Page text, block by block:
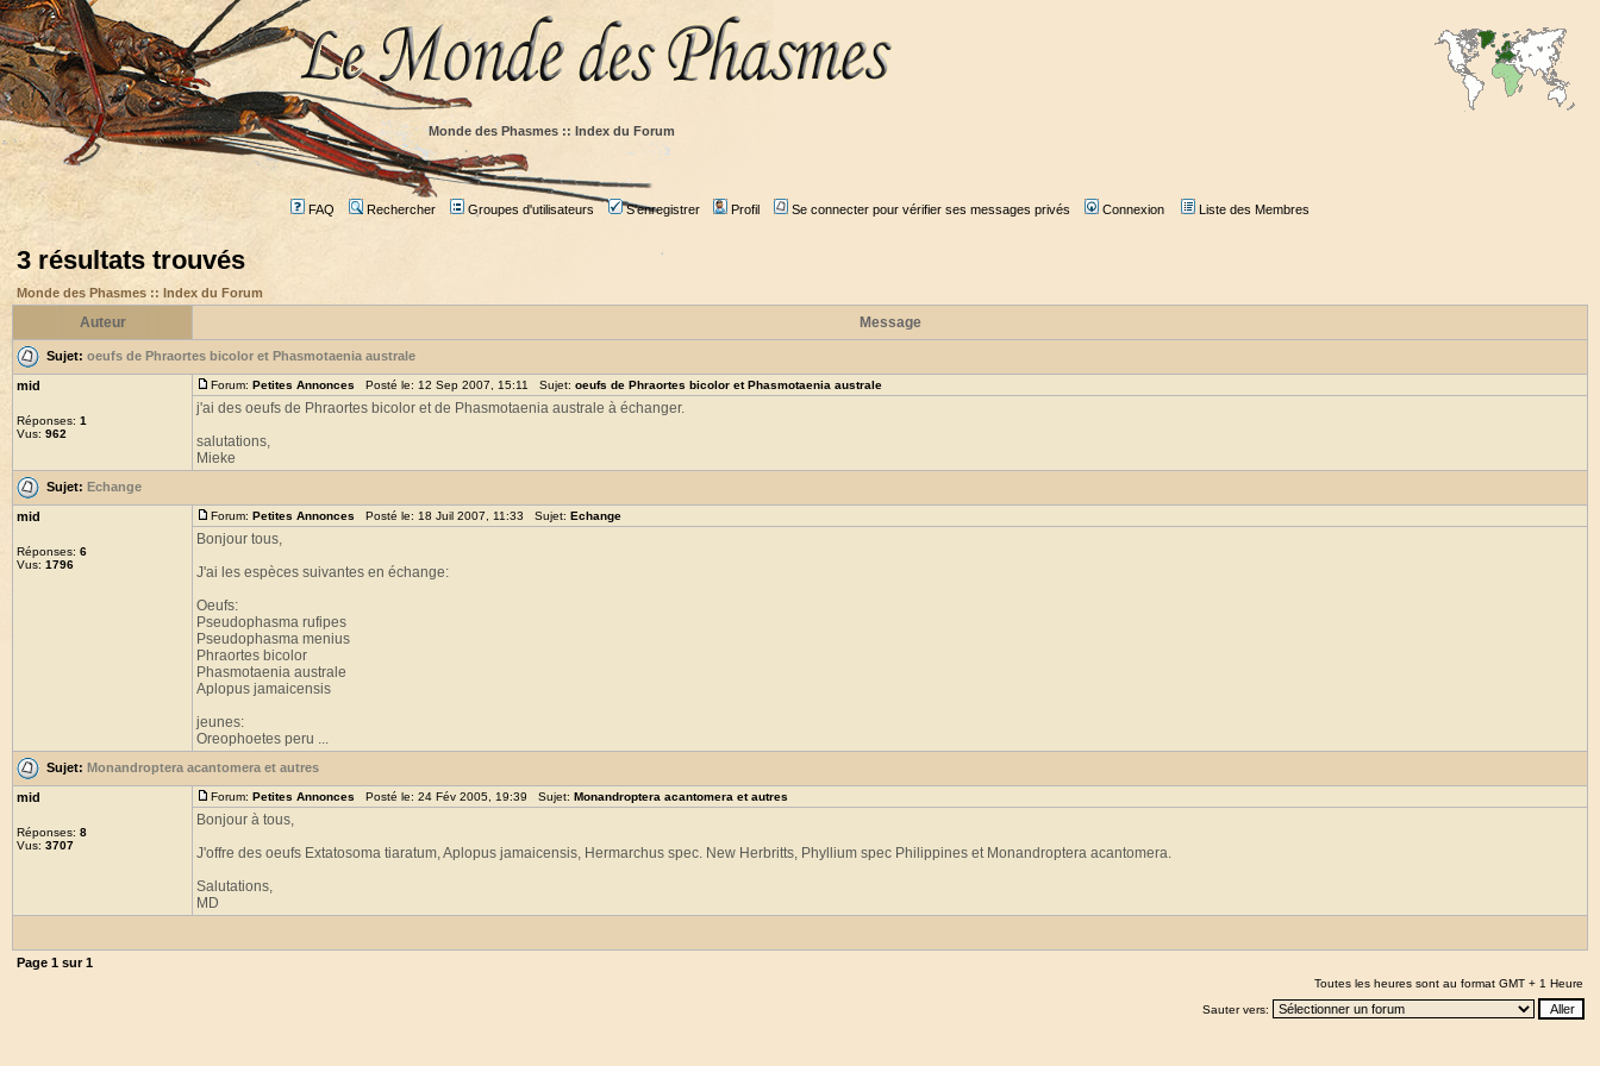
Monde des Phasmes :: Index du Forum
FAQ Rechercher Groupes d'utilisateurs S'enregistrer Profil Se connecter pour vérifier ses messages privés Connexion Liste des Membres
3 résultats trouvés
Monde des Phasmes :: Index du Forum
Auteur Message
Sujet: oeufs de Phraortes bicolor et Phasmotaenia australe
mid
Réponses: 1
Vus: 962
Forum: Petites Annonces Posté le: 12 Sep 2007, 15:11 Sujet: oeufs de Phraortes bicolor et Phasmotaenia australe
j'ai des oeufs de Phraortes bicolor et de Phasmotaenia australe à échanger.
salutations,
Mieke
Sujet: Echange
mid
Réponses: 6
Vus: 1796
Forum: Petites Annonces Posté le: 18 Juil 2007, 11:33 Sujet: Echange
Bonjour tous,
J'ai les espèces suivantes en échange:
Oeufs:
Pseudophasma rufipes
Pseudophasma menius
Phraortes bicolor
Phasmotaenia australe
Aplopus jamaicensis
jeunes:
Oreophoetes peru ...
Sujet: Monandroptera acantomera et autres
mid
Réponses: 8
Vus: 3707
Forum: Petites Annonces Posté le: 24 Fév 2005, 19:39 Sujet: Monandroptera acantomera et autres
Bonjour à tous,
J'offre des oeufs Extatosoma tiaratum, Aplopus jamaicensis, Hermarchus spec. New Herbritts, Phyllium spec Philippines et Monandroptera acantomera.
Salutations,
MD
Page 1 sur1
Toutes les heures sont au format GMT + 1 Heure
Sauter vers: